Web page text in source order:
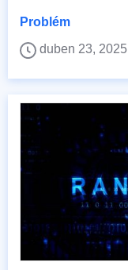
Problém
duben 23, 2025